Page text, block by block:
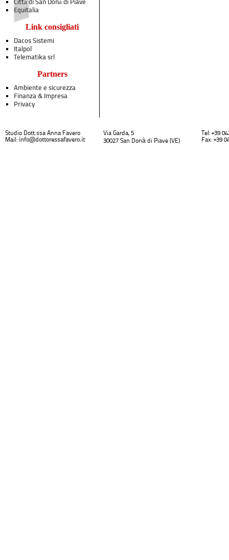
Città di San Donà di Piave
Equitalia
Link consigliati
Dacos Sistemi
Italpol
Telematika srl
Partners
Ambiente e sicurezza
Finanza & Impresa
Privacy
Studio Dott.ssa Anna Favero
Mail: info@dottoressafavero.it
Via Garda, 5
30027 San Donà di Piave (VE)
Tel: +39
Fax: +39